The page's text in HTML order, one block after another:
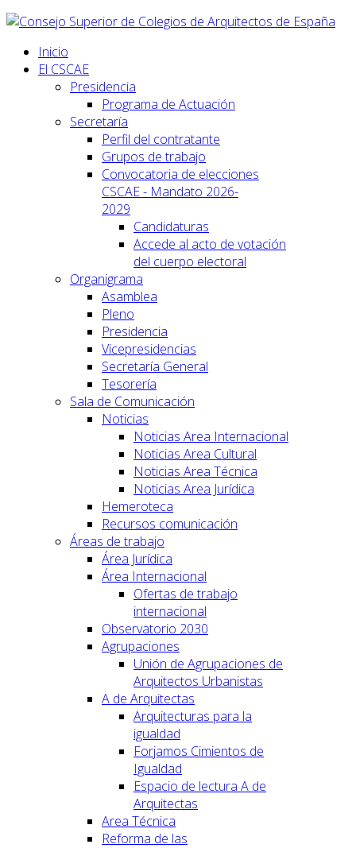
Inicio
El CSCAE
Presidencia
Programa de Actuación
Secretaría
Perfil del contratante
Grupos de trabajo
Convocatoria de elecciones
CSCAE - Mandato 2026-
2029
Candidaturas
Accede al acto de votación
del cuerpo electoral
Organigrama
Asamblea
Pleno
Presidencia
Vicepresidencias
Secretaría General
Tesorería
Sala de Comunicación
Noticias
Noticias Area Internacional
Noticias Area Cultural
Noticias Area Técnica
Noticias Area Jurídica
Hemeroteca
Recursos comunicación
Áreas de trabajo
Área Jurídica
Área Internacional
Ofertas de trabajo
internacional
Observatorio 2030
Agrupaciones
Unión de Agrupaciones de
Arquitectos Urbanistas
A de Arquitectas
Arquitecturas para la
igualdad
Forjamos Cimientos de
Igualdad
Espacio de lectura A de
Arquitectas
Area Técnica
Reforma de las